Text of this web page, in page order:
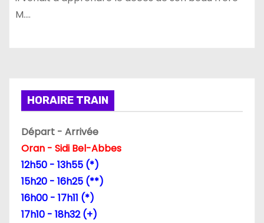
M.…
HORAIRE TRAIN
Départ - Arrivée
Oran - Sidi Bel-Abbes
12h50 - 13h55 (*)
15h20 - 16h25 (**)
16h00 - 17h11 (*)
17h10 - 18h32 (+)